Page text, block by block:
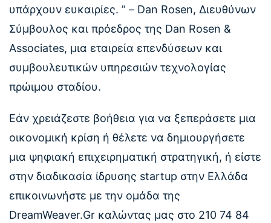
υπάρχουν ευκαιρίες. ” – Dan Rosen, Διευθύνων
Σύμβουλος και πρόεδρος της Dan Rosen &
Associates, μια εταιρεία επενδύσεων και
συμβουλευτικών υπηρεσιών τεχνολογίας
πρώιμου σταδίου.
Εάν χρειάζεστε βοήθεια για να ξεπεράσετε μια
οικονομική κρίση ή θέλετε να δημιουργήσετε
μια ψηφιακή επιχειρηματική στρατηγική, ή είστε
στην διαδικασία ίδρυσης startup στην Ελλάδα
επικοινωνήστε με την ομάδα της
DreamWeaver.Gr καλώντας μας στο 210 74 84